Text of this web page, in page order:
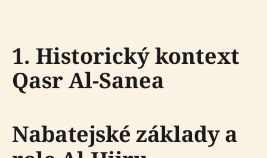
1. Historický kontext
Qasr Al-Sanea
Nabatejské základy a